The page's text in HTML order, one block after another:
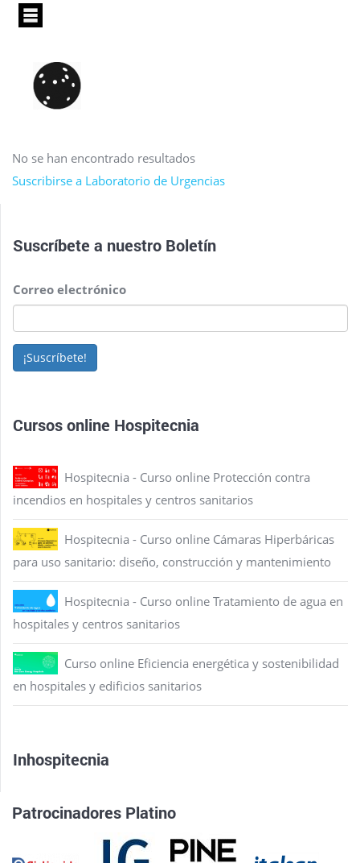
Pasar
principal
No se han encontrado resultados
Suscribirse a Laboratorio de Urgencias
Suscríbete a nuestro Boletín
Correo electrónico
¡Suscríbete!
Cursos online Hospitecnia
Hospitecnia - Curso online Protección contra
incendios en hospitales y centros sanitarios
Hospitecnia - Curso online Cámaras Hiperbáricas
para uso sanitario: diseño, construcción y mantenimiento
Hospitecnia - Curso online Tratamiento de agua en
hospitales y centros sanitarios
Curso online Eficiencia energética y sostenibilidad
en hospitales y edificios sanitarios
Inhospitecnia
Patrocinadores Platino